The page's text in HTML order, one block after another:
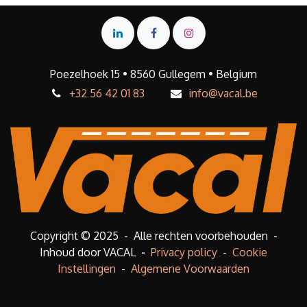
Poezelhoek 15 • 8560 Gullegem • Belgium
+32 56 42 01 83
info@vacal.be
Copyright © 2025 - Alle rechten voorbehouden -
Inhoud door VACAL - Privacy policy - Cookie
Instellingen - Algemene Voorwaarden